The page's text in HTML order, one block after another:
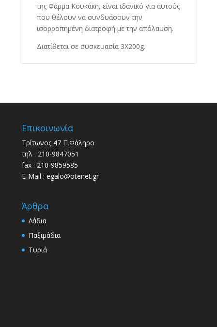
της Φάρμα Κουκάκη, είναι ιδανικό για αυτούς
που θέλουν να συνδυάσουν την
ισορροπημένη διατροφή με την απόλαυση.
Διατίθεται σε συσκευασία 3X200g.
Επικοινωνία
Τρίτωνος 47 Π.Φάληρο
τηλ : 210-9847051
fax : 210-9859585
E-Mail : egalo@otenet.gr
Άρθρα
Λάδια
Παξιμάδια
Τυριά